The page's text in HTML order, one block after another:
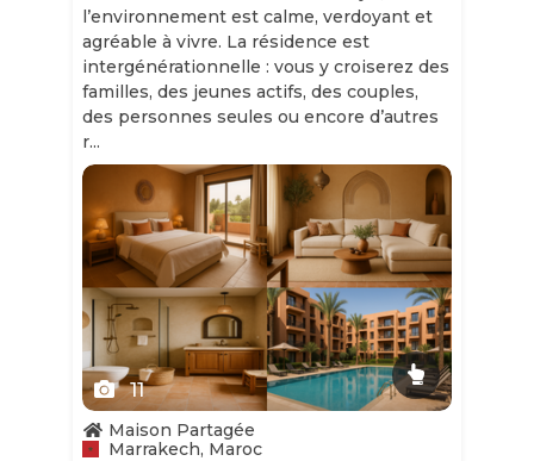
l’environnement est calme, verdoyant et
agréable à vivre. La résidence est
intergénérationnelle : vous y croiserez des
familles, des jeunes actifs, des couples,
des personnes seules ou encore d’autres
r...
Slide 1 of 11
11
Maison Partagée
Marrakech, Maroc